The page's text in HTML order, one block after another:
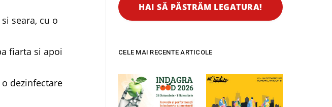
seara, cu o
fiarta si apoi
dezinfectare
CELE MAI RECENTE ARTICOLE